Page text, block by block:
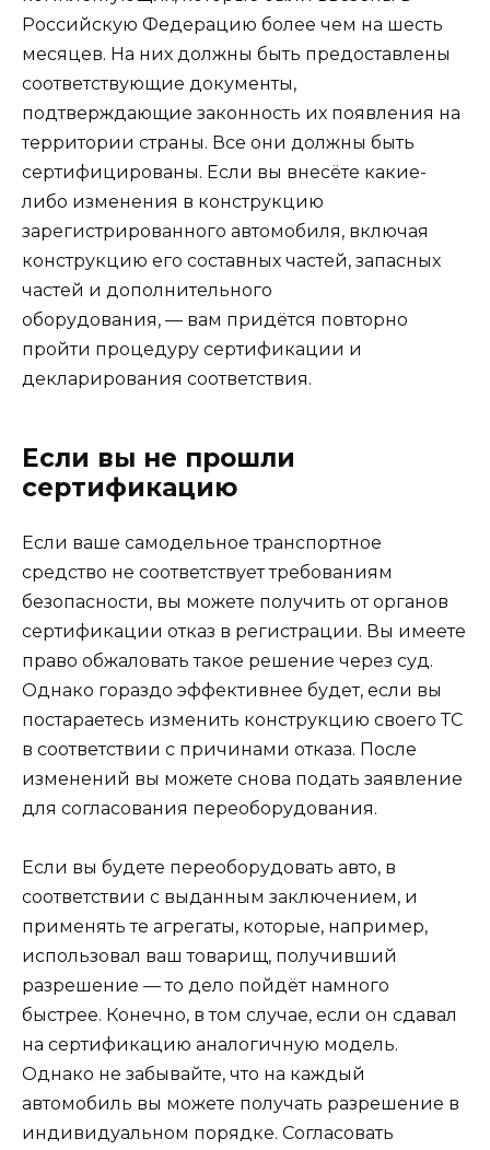
Российскую Федерацию более чем на шесть
месяцев. На них должны быть предоставлены
соответствующие документы,
подтверждающие законность их появления на
территории страны. Все они должны быть
сертифицированы. Если вы внесёте какие-
либо изменения в конструкцию
зарегистрированного автомобиля, включая
конструкцию его составных частей, запасных
частей и дополнительного
оборудования, — вам придётся повторно
пройти процедуру сертификации и
декларирования соответствия.
Если вы не прошли
сертификацию
Если ваше самодельное транспортное
средство не соответствует требованиям
безопасности, вы можете получить от органов
сертификации отказ в регистрации. Вы имеете
право обжаловать такое решение через суд.
Однако гораздо эффективнее будет, если вы
постараетесь изменить конструкцию своего ТС
в соответствии с причинами отказа. После
изменений вы можете снова подать заявление
для согласования переоборудования.
Если вы будете переоборудовать авто, в
соответствии с выданным заключением, и
применять те агрегаты, которые, например,
использовал ваш товарищ, получивший
разрешение — то дело пойдёт намного
быстрее. Конечно, в том случае, если он сдавал
на сертификацию аналогичную модель.
Однако не забывайте, что на каждый
автомобиль вы можете получать разрешение в
индивидуальном порядке. Согласовать